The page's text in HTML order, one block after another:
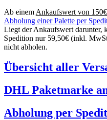
Ab einem Ankaufswert von
Abholung einer Palette per
Liegt der Ankaufswert darunter,
Spedition nur 59,50€ (inkl.
nicht abholen.
Übersicht aller
DHL Paketmarke
Abholung per